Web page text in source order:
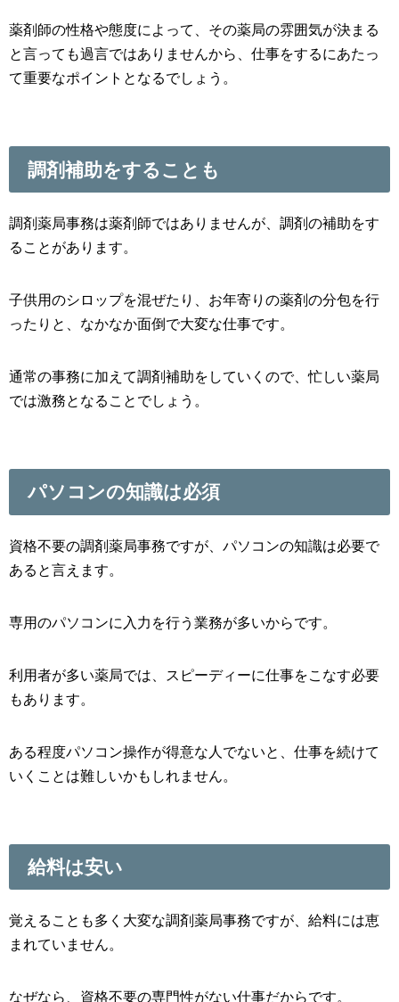
薬剤師の性格や態度によって、その薬局の雰囲気が決まる
と言っても過言ではありませんから、仕事をするにあたっ
て重要なポイントとなるでしょう。
調剤補助をすることも
調剤薬局事務は薬剤師ではありませんが、調剤の補助をす
ることがあります。
子供用のシロップを混ぜたり、お年寄りの薬剤の分包を行
ったりと、なかなか面倒で大変な仕事です。
通常の事務に加えて調剤補助をしていくので、忙しい薬局
では激務となることでしょう。
パソコンの知識は必須
資格不要の調剤薬局事務ですが、パソコンの知識は必要で
あると言えます。
専用のパソコンに入力を行う業務が多いからです。
利用者が多い薬局では、スピーディーに仕事をこなす必要
もあります。
ある程度パソコン操作が得意な人でないと、仕事を続けて
いくことは難しいかもしれません。
給料は安い
覚えることも多く大変な調剤薬局事務ですが、給料には恵
まれていません。
なぜなら、資格不要の専門性がない仕事だからです。